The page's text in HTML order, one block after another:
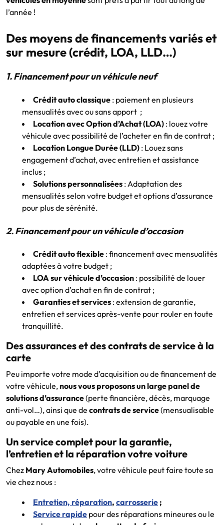
l’année !
Des moyens de financements variés et
sur mesure (crédit, LOA, LLD…)
1. Financement pour un véhicule neuf
Crédit auto classique : paiement en plusieurs
mensualités avec ou sans apport ;
Location avec Option d’Achat (LOA) : louez votre
véhicule avec possibilité de l’acheter en fin de contrat ;
Location Longue Durée (LLD) : Louez sans
engagement d’achat, avec entretien et assistance
inclus ;
Solutions personnalisées : Adaptation des
mensualités selon votre budget et options d’assurance
pour plus de sérénité.
2. Financement pour un véhicule d’occasion
Crédit auto flexible : financement avec mensualités
adaptées à votre budget ;
LOA sur véhicule d’occasion : possibilité de louer
avec option d’achat en fin de contrat ;
Garanties et services : extension de garantie,
entretien et services après-vente pour rouler en toute
tranquillité.
Des assurances et des contrats de service à la
carte
Peu importe votre mode d’acquisition ou de financement de
votre véhicule,nous vous proposons un large panel de
solutions d’assurance(perte financière, décès, marquage
anti-vol…), ainsi que de contrats de service(mensualisable
ou payable en une fois).
Un service complet pour la garantie,
l’entretien et la réparation votre voiture
Chez Mary Automobiles, votre véhicule peut faire toute sa
vie chez nous :
Entretien, réparation, carrosserie;
Service rapide pour des réparations mineures ou le